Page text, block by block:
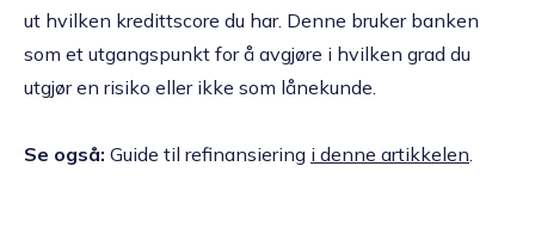
ut hvilken kredittscore du har. Denne bruker banken
som et utgangspunkt for å avgjøre i hvilken grad du
utgjør en risiko eller ikke som lånekunde.
Se også: Guide til refinansiering i denne artikkelen